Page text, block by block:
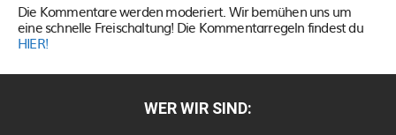
Die Kommentare werden moderiert. Wir bemühen uns um
eine schnelle Freischaltung! Die Kommentarregeln findest du
HIER!
WER WIR SIND: